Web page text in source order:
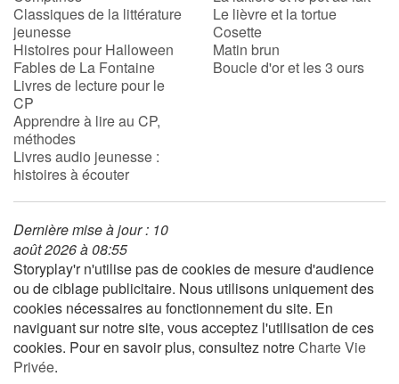
Classiques de la littérature
jeunesse
Histoires pour Halloween
Fables de La Fontaine
Livres de lecture pour le
CP
Apprendre à lire au CP,
méthodes
Livres audio jeunesse :
histoires à écouter
Le lièvre et la tortue
Cosette
Matin brun
Boucle d'or et les 3 ours
Dernière mise à jour : 10
août 2026 à 08:55
Storyplay'r n'utilise pas de cookies de mesure d'audience
ou de ciblage publicitaire. Nous utilisons uniquement des
cookies nécessaires au fonctionnement du site. En
naviguant sur notre site, vous acceptez l'utilisation de ces
cookies. Pour en savoir plus, consultez notreCharte Vie
Privée.